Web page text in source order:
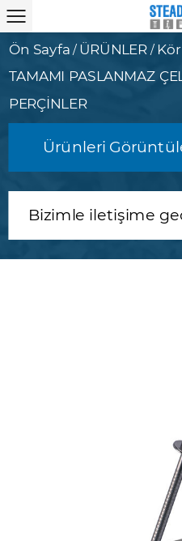
Ön Sayfa / ÜRÜNLER /
TAMAMI PASLANMAZ
PERÇİNLER
Ürünleri
Bizimle iletişime